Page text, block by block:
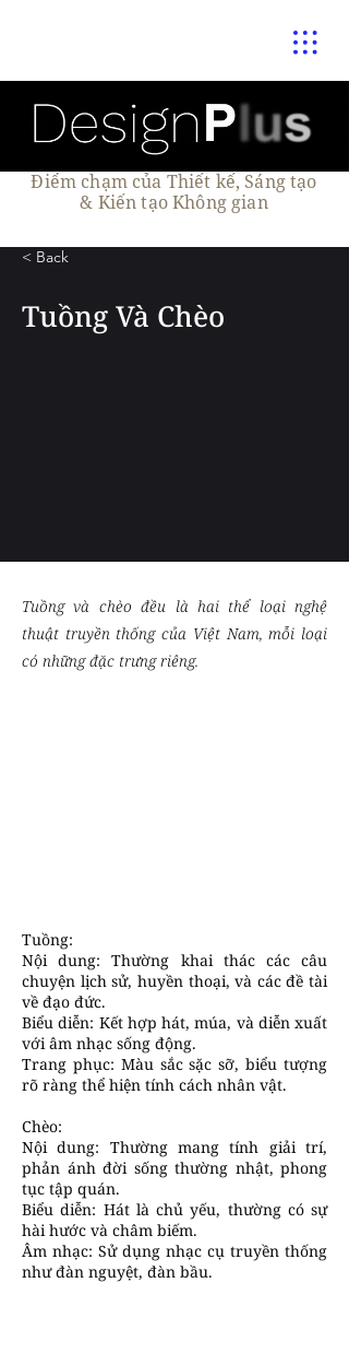
Điểm chạm của Thiết kế, Sáng tạo
& Kiến tạo Không gian
< Back
Tuồng Và Chèo
Tuồng và chèo đều là hai thể loại nghệ
thuật truyền thống của Việt Nam, mỗi loại
có những đặc trưng riêng.
Tuồng:
Nội dung: Thường khai thác các câu
chuyện lịch sử, huyền thoại, và các đề tài
về đạo đức.
Biểu diễn: Kết hợp hát, múa, và diễn xuất
với âm nhạc sống động.
Trang phục: Màu sắc sặc sỡ, biểu tượng
rõ ràng thể hiện tính cách nhân vật.
Chèo:
Nội dung: Thường mang tính giải trí,
phản ánh đời sống thường nhật, phong
tục tập quán.
Biểu diễn: Hát là chủ yếu, thường có sự
hài hước và châm biếm.
Âm nhạc: Sử dụng nhạc cụ truyền thống
như đàn nguyệt, đàn bầu.